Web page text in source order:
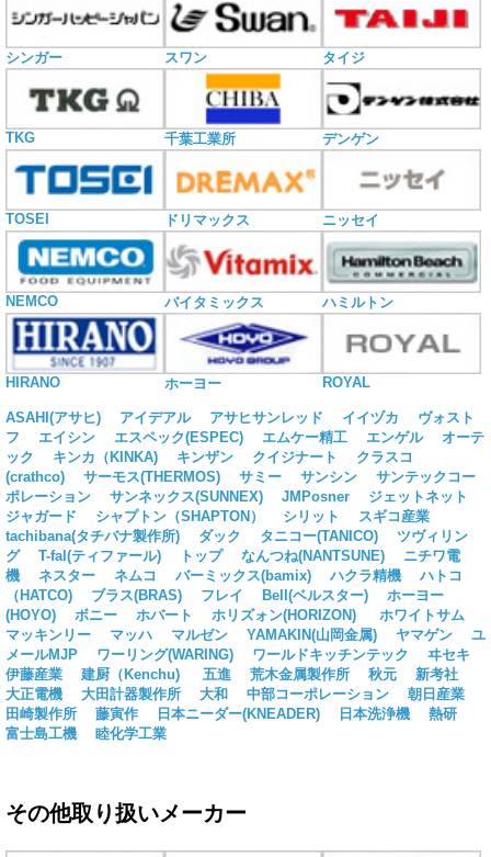
シンガー スワン タイジ
TKG 千葉工業所 デンゲン
TOSEI ドリマックス ニッセイ
NEMCO バイタミックス ハミルトン
HIRANO ホーヨー ROYAL
ASAHI(アサヒ) アイデアル アサヒサンレッド イイヅカ
ヴォスト
フ
エイシン エスペック(ESPEC) エムケー精工 エンゲル
オーテ
ック
キンカ（KINKA) キンザン クイジナート
クラスコ
(crathco)
サーモス(THERMOS) サミー サンシン
サンテックコー
ポレーション
サンネックス(SUNNEX) JMPosner
ジェットネット
ジャガード
シャプトン（SHAPTON） シリット
スギコ産業
tachibana(タチバナ製作所)
ダック タニコー(TANICO)
ツヴィリン
グ
T-fal(ティファール) トップ なんつね(NANTSUNE)
ニチワ電
機
ネスター ネムコ バーミックス(bamix) ハクラ精機
ハトコ
（HATCO)
ブラス(BRAS) フレイ Bell(ベルスター)
ホーヨー
(HOYO)
ボニー ホバート ホリズォン(HORIZON)
ホワイトサム
マッキンリー
マッハ マルゼン YAMAKIN(山岡金属) ヤマゲン
ユ
メールMJP
ワーリング(WARING) ワールドキッチンテック
ヰセキ
伊藤産業
建厨（Kenchu) 五進 荒木金属製作所 秋元
新考社
大正電機
大田計器製作所 大和 中部コーポレーション
朝日産業
田崎製作所
藤寅作 日本ニーダー(KNEADER) 日本洗浄機
熱研
富士島工機
睦化学工業
その他取り扱いメーカー